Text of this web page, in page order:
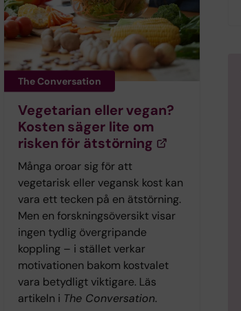
The Conversation
Vegetarian eller vegan?
Kosten säger lite om
risken för ätstörning
Många oroar sig för att
vegetarisk eller vegansk kost kan
vara ett tecken på en ätstörning.
Men en forskningsöversikt visar
ingen tydlig övergripande
koppling – i stället verkar
motivationen bakom kostvalet
vara betydligt viktigare. Läs
artikeln i The Conversation.